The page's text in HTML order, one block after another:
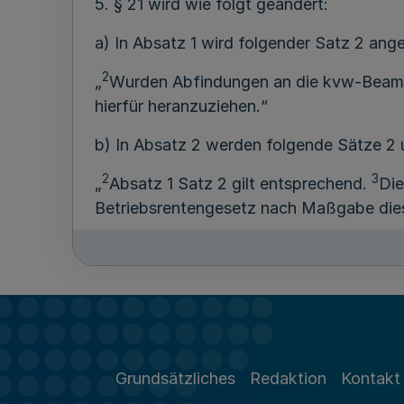
5. § 21 wird wie folgt geändert:
a) In Absatz 1 wird folgender Satz 2
„2Wurden Abfindungen an die kvw-
hierfür heranzuziehen.“
b) In Absatz 2 werden folgende Sätze 2
„2Absatz 1 Satz 2 gilt entsprechend. 3
Betriebsrentengesetz nach Maßgabe
8. § 27 wird wie folgt neu gefasst:
Grundsätzliches Redaktion Kontakt